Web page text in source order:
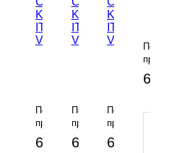
ITE
V70
По
предзаказу
69 000 руб.-
ITE
V60
По
предзаказу
69 000 руб.
COSMA
ITE
V50
По
предзаказу
69 000
CIC
По
69